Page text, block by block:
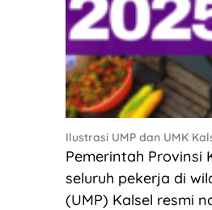
Ilustrasi UMP dan UMK
Pemerintah Provinsi
seluruh pekerja di
(UMP) Kalsel resmi